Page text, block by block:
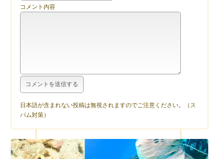
コメント内容
日本語が含まれない投稿は無視されますのでご注意ください。（ス
パム対策）